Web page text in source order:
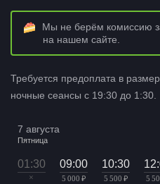
Мы не берём комиссию
на нашем сайте.
Требуется предоплата в
ночные сеансы с 19:30 до 1:30.
7 августа
Пятница
01:30
×
09:00
5 000 ₽
10:30
5 500 ₽ 5